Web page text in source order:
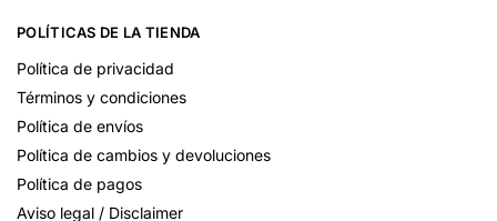
POLÍTICAS DE LA TIENDA
Política de privacidad
Términos y condiciones
Política de envíos
Política de cambios y devoluciones
Política de pagos
Aviso legal / Disclaimer